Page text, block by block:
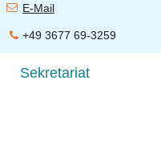
E-Mail
+49 3677 69-3259
Sekretariat